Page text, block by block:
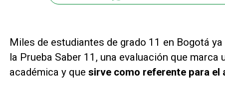
Miles de estudiantes de grado 11 en Bogotá
la Prueba Saber 11, una evaluación que
académica y que sirve como referente para el